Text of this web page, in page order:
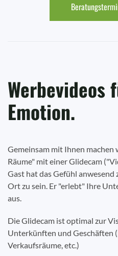
Werbevideos
Emotion.
Gemeinsam mit Ihnen machen
Räume" mit einer Glidecam
Gast hat das Gefühl anwesend
Ort zu sein. Er "erlebt" Ihre
aus.
Die Glidecam ist optimal zur
Unterkünften und Geschäften
Verkaufsräume, etc.)